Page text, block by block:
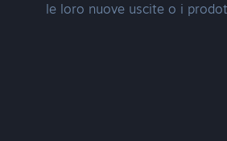
le loro nuove uscite o i